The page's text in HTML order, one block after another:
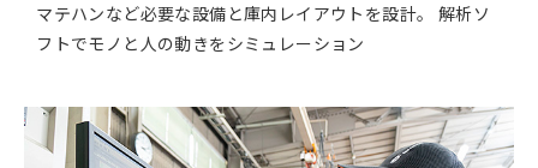
マテハンなど必要な設備と庫内レイアウトを設計。 解析ソ
フトでモノと人の動きをシミュレーション